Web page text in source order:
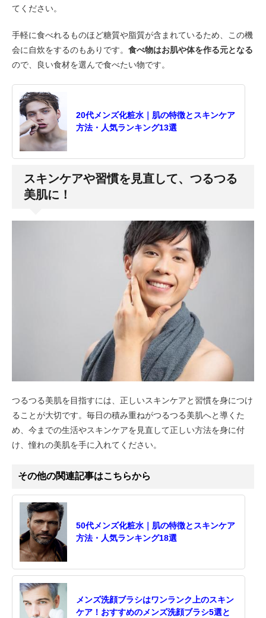
てください。
手軽に食べれるものほど糖質や脂質が含まれているため、この機
会に自炊をするのもありです。 食べ物はお肌や体を作る元となる
ので、良い食材を選んで食べたい物です。
20代メンズ化粧水｜肌の特徴とスキンケア
方法・人気ランキング13選
スキンケアや習慣を見直して、つるつる
美肌に！
つるつる美肌を目指すには、正しいスキンケアと習慣を身につけ
ることが大切です。毎日の積み重ねがつるつる美肌へと導くた
め、今までの生活やスキンケアを見直して正しい方法を身に付
け、憧れの美肌を手に入れてください。
その他の関連記事はこちらから
50代メンズ化粧水｜肌の特徴とスキンケア
方法・人気ランキング18選
メンズ洗顔ブラシはワンランク上のスキン
ケア！おすすめのメンズ洗顔ブラシ5選と